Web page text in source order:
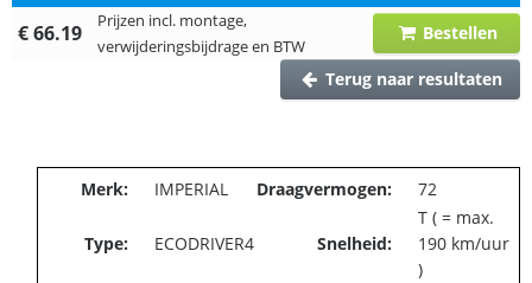
€ 66.19
Prijzen incl. montage,
verwijderingsbijdrage en BTW
Bestellen
Terug naar resultaten
Merk: IMPERIAL Draagvermogen: 72
Type: ECODRIVER4 Snelheid:
T ( = max.
190 km/uur
)